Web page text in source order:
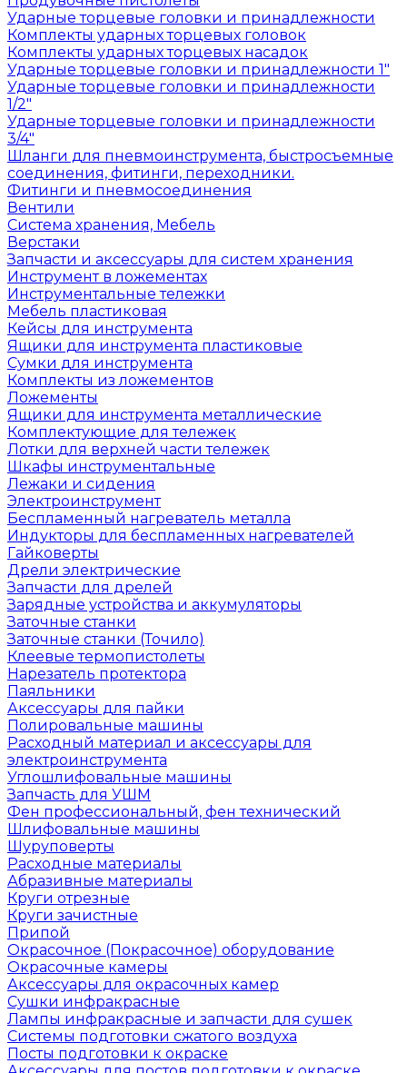
Ударные торцевые головки и принадлежности
Комплекты ударных торцевых головок
Комплекты ударных торцевых насадок
Ударные торцевые головки и принадлежности 1"
Ударные торцевые головки и принадлежности
1/2"
Ударные торцевые головки и принадлежности
3/4"
Шланги для пневмоинструмента, быстросъемные
соединения, фитинги, переходники.
Фитинги и пневмосоединения
Вентили
Система хранения, Мебель
Верстаки
Запчасти и аксессуары для систем хранения
Инструмент в ложементах
Инструментальные тележки
Мебель пластиковая
Кейсы для инструмента
Ящики для инструмента пластиковые
Сумки для инструмента
Комплекты из ложементов
Ложементы
Ящики для инструмента металлические
Комплектующие для тележек
Лотки для верхней части тележек
Шкафы инструментальные
Лежаки и сидения
Электроинструмент
Беспламенный нагреватель металла
Индукторы для беспламенных нагревателей
Гайковерты
Дрели электрические
Запчасти для дрелей
Зарядные устройства и аккумуляторы
Заточные станки
Заточные станки (Точило)
Клеевые термопистолеты
Нарезатель протектора
Паяльники
Аксессуары для пайки
Полировальные машины
Расходный материал и аксессуары для
электроинструмента
Углошлифовальные машины
Запчасть для УШМ
Фен профессиональный, фен технический
Шлифовальные машины
Шуруповерты
Расходные материалы
Абразивные материалы
Круги отрезные
Круги зачистные
Припой
Окрасочное (Покрасочное) оборудование
Окрасочные камеры
Аксессуары для окрасочных камер
Сушки инфракрасные
Лампы инфракрасные и запчасти для сушек
Системы подготовки сжатого воздуха
Посты подготовки к окраске